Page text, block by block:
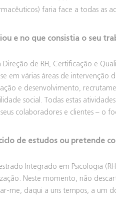
faria face a todas as
e no que consistia o seu
de RH, Certificação e
em várias áreas de intervenção
e desenvolvimento,
social. Todas estas
colaboradores e clientes – o
de estudos ou pretende
Integrado em Psicologia
Neste momento, não
me, daqui a uns tempos, a um